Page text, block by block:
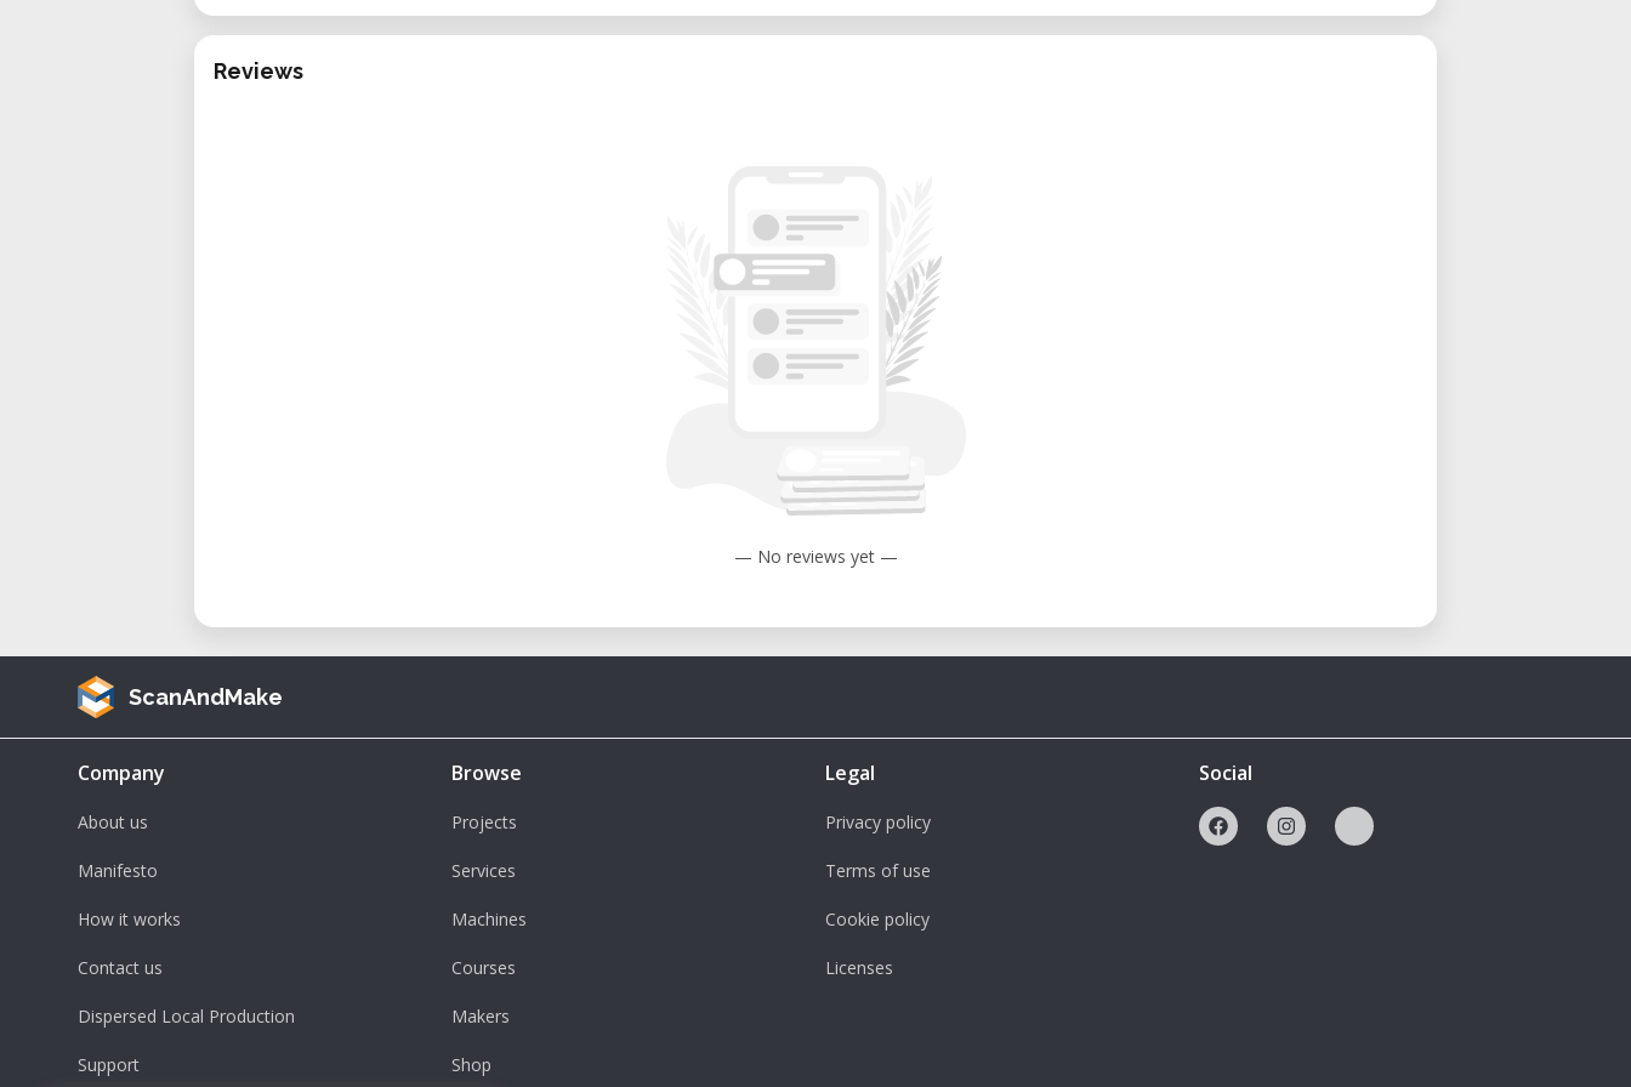
• Disponible : Location sur place uniquement – contactez notre laboratoire
• Idéal pour : Artistes, designers, créateurs et petites entreprises
• Type de matériaux compatibles : Vinyle, papier, tissu, cuir, caoutchouc, et
• Création de design personnalisé : Personnalisez des vêtements, des
• Personnalisation de produits : Fabriquez des autocollants, des étiquettes,
des panneaux et bien d’autres objets personnalisés.
• Prototypage rapide : Créez des maquettes ou des prototypes avec des
• Éducation et ateliers créatifs : Utilisé dans des environnements éducatifs
pour apprendre la découpe numérique.
Considérations et avantages
• Précision et qualité de coupe : Grâce à sa haute résolution, le Cameo 3
matériaux fins et moyens.
Reviews
— No reviews yet —
ScanAndMake
Company
About us
Manifesto
How it works
Contact us
Dispersed Local Production
Support
Browse
Projects
Services
Machines
Courses
Makers
Shop
Legal
Privacy policy
Terms of use
Cookie policy
Licenses
Social